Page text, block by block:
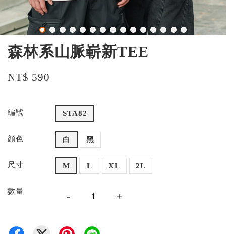
森林系山脈嶄新TEE
NT$ 590
編號 STA82
顔色 白 黑
尺寸 M L XL 2L
數量 - +